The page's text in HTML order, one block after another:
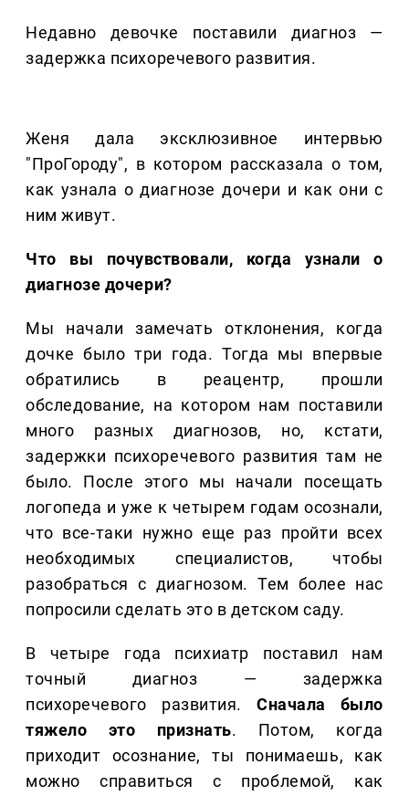
Недавно девочке поставили диагноз —
задержка психоречевого развития.
Женя дала эксклюзивное интервью
"ПроГороду", в котором рассказала о том,
как узнала о диагнозе дочери и как они с
ним живут.
Что вы почувствовали, когда узнали о
диагнозе дочери?
Мы начали замечать отклонения, когда
дочке было три года. Тогда мы впервые
обратились в реацентр, прошли
обследование, на котором нам поставили
много разных диагнозов, но, кстати,
задержки психоречевого развития там не
было. После этого мы начали посещать
логопеда и уже к четырем годам осознали,
что все-таки нужно еще раз пройти всех
необходимых специалистов, чтобы
разобраться с диагнозом. Тем более нас
попросили сделать это в детском саду.
В четыре года психиатр поставил нам
точный диагноз — задержка
психоречевого развития. Сначала было
тяжело это признать. Потом, когда
приходит осознание, ты понимаешь, как
можно справиться с проблемой, как